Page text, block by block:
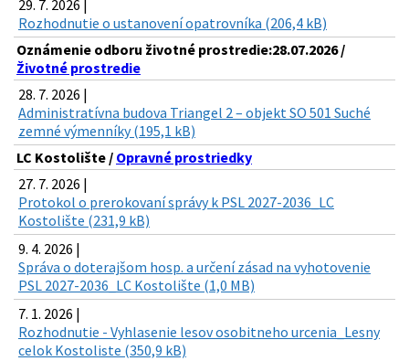
29. 7. 2026 |
Rozhodnutie o ustanovení opatrovníka (206,4 kB)
Oznámenie odboru životné prostredie:28.07.2026 /
Životné prostredie
28. 7. 2026 |
Administratívna budova Triangel 2 – objekt SO 501 Suché
zemné výmenníky (195,1 kB)
LC Kostolište / Opravné prostriedky
27. 7. 2026 |
Protokol o prerokovaní správy k PSL 2027-2036_LC
Kostolište (231,9 kB)
9. 4. 2026 |
Správa o doterajšom hosp. a určení zásad na vyhotovenie
PSL 2027-2036_LC Kostolište (1,0 MB)
7. 1. 2026 |
Rozhodnutie - Vyhlasenie lesov osobitneho urcenia_Lesny
celok Kostoliste (350,9 kB)